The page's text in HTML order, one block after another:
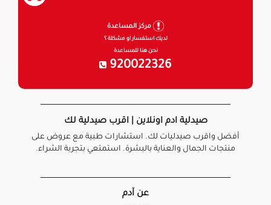
مركز المساعدة
لديك استفسار او مشكلة ؟
نحن هنا للمساعدة
920022326
صيدلية ادم اونلاين | اقرب صيدلية لك
أفضل واقرب صيدليات لك. استشارات طبية مع عروض على
منتجات الجمال والعناية بالبشرة. استمتعي بتجربة الشراء.
عن آدم